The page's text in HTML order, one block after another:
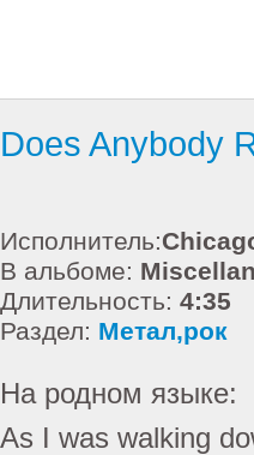
Does Anybody
Исполнитель:
В альбоме:
Длительность: 4:35
Раздел: Метал,рок
На родном языке:
As I was walking